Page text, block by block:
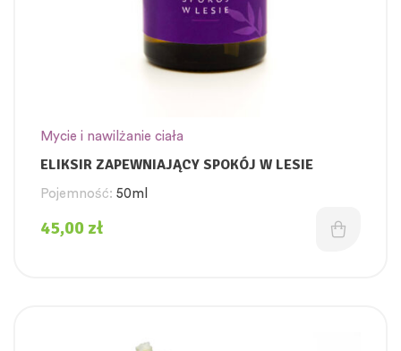
Mycie i nawilżanie ciała
ELIKSIR ZAPEWNIAJĄCY SPOKÓJ W LESIE
Pojemność: 50ml
45,00 zł